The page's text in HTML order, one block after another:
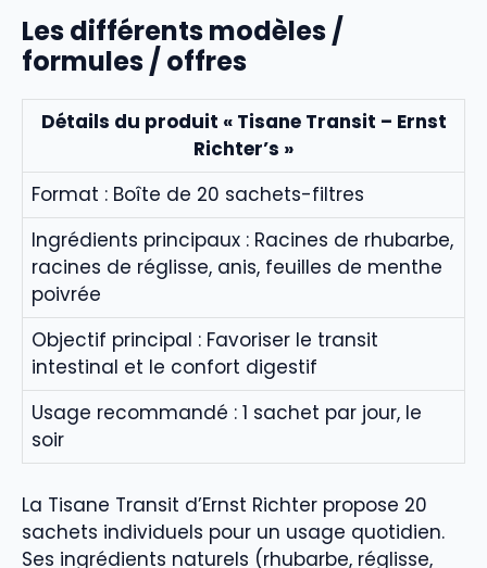
Les différents modèles /
formules / offres
Détails du produit « Tisane Transit – Ernst
Richter’s »
Format : Boîte de 20 sachets-filtres
Ingrédients principaux : Racines de rhubarbe,
racines de réglisse, anis, feuilles de menthe
poivrée
Objectif principal : Favoriser le transit
intestinal et le confort digestif
Usage recommandé : 1 sachet par jour, le
soir
La Tisane Transit d’Ernst Richter propose 20
sachets individuels pour un usage quotidien.
Ses ingrédients naturels (rhubarbe, réglisse,